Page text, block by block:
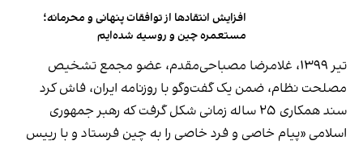
افزایش انتقادها از توافقات پنهانی و محرمانه؛
مستعمره چین و روسیه شده‌ایم
تیر ۱۳۹۹، غلامرضا مصباحی‌مقدم، عضو مجمع تشخیص
مصلحت نظام، ضمن یک گفت‌وگو با روزنامه ایران، فاش کرد
سند همکاری ۲۵ ساله زمانی شکل گرفت که رهبر جمهوری
اسلامی «پیام خاصی و فرد خاصی را به چین فرستاد و با رییس‌